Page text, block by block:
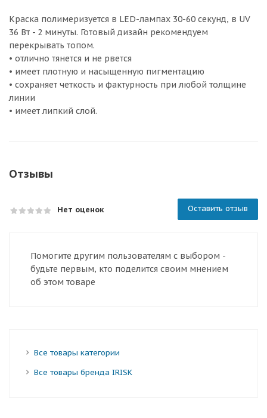
Краска полимеризуется в LED-лампах 30-60 секунд, в UV
36 Вт - 2 минуты. Готовый дизайн рекомендуем
перекрывать топом.
• отлично тянется и не рвется
• имеет плотную и насыщенную пигментацию
• сохраняет четкость и фактурность при любой толщине
линии
• имеет липкий слой.
Отзывы
Нет оценок Оставить отзыв
Помогите другим пользователям с выбором -
будьте первым, кто поделится своим мнением
об этом товаре
Все товары категории
Все товары бренда IRISK